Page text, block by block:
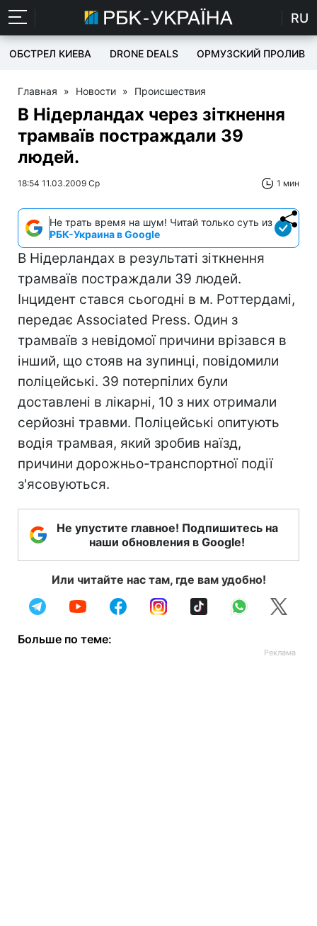
RU
ОБСТРЕЛ КИЕВА DRONE DEALS ОРМУЗСКИЙ ПРОЛИВ
Главная » Новости » Происшествия
В Нідерландах через зіткнення
трамваїв постраждали 39
людей.
18:54 11.03.2009 Ср 1 мин
Не трать время на шум! Читай только суть из
РБК-Украина в Google
В Нідерландах в результаті зіткнення
трамваїв постраждали 39 людей.
Інцидент стався сьогодні в м. Роттердамі,
передає Associated Press. Один з
трамваїв з невідомої причини врізався в
інший, що стояв на зупинці, повідомили
поліцейські. 39 потерпілих були
доставлені в лікарні, 10 з них отримали
серйозні травми. Поліцейські опитують
водія трамвая, який зробив наїзд,
причини дорожньо-транспортної події
з'ясовуються.
Не упустите главное! Подпишитесь на
наши обновления в Google!
Или читайте нас там, где вам удобно!
Больше по теме: